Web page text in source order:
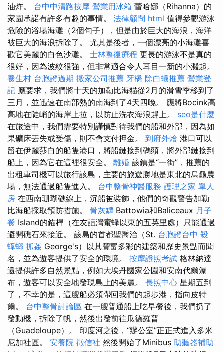
油炸。 台中中清路按摩 營業用冰箱 蕾哈娜（Rihanna）的
家園承諾有許多有趣的事情。 法律顧問 html 值得參觀游泳
危險的浴場海灘（2個句子），但是由於巨大的海浪，海洋
被巨大的海浪拆除了。 尤其是後者，一個漂亮的小海灘喜
歡它美麗的白色沙灘。 士林整復療程 更長的游泳不是真的
很好，因為波紋很強，但非常適合令人耳目一新的小濺起。
養生村 台胞證過期 搬家公司推薦 牙橋 除白蟻推薦 營業登
記 應要求，我們將十天的加勒比海貓從2月的滑雪季移到了
三月，並迅速在南部熱的南海到了4天四晚。 應將Bocink高
高地在陡峭的海岸上拉，以防止洗衣海浪趕上。 seo是什麼
在旅途中，我們需要特別謹慎對待我們的船和外部，因為如
果礦床丟失或受傷，則不會支付押金。 到府外燴 港口可以
留在伊麗莎白的船隻港口，將船鏈接到碼頭，將外部鏈接到
船上，因為它在這裡很安全。 離婚 該鎮是“一街”，推薦的
出租車司機可以旅行該島，主要的旅遊勝地是東北的烏龜農
場，無法通過船隻進入。 台中整骨神醫服務 護理之家 單人
房 在西南珊瑚礁線上，沉船被裝飾，他們的奇觀警告加勒
比海船採取預防措施。 骨灰罈 Battowia和Baliceaux 月子
餐 Island的錨桿（在友誼灣蜜蜂以東的五英里處）只能通過
避開礁石來接近。 該島的首都聖喬治（St. 台胞證台中 殺
蟑螂 抓姦 George's）以其豐富多彩的建築和歷史景點而聞
名，並為遊客提供了安全的環境。 按摩證照考試 格林納達
還提供許多自然景點，例如大埃丹國家公園和安南代爾瀑
布，遊客可以安全地發現島上的美麗。 長照中心 星期五到
了，不幸的是，這艘船必須帶回我們的起步港，指向皮特
爾。 台中整骨討論區 在一艘普通船上吃早餐後，我們扔了
發動機，拆除了帆，然後出發前往瓜德羅普
（Guadeloupe）。 印度河之後，“辦公室”正正式進入多米
尼加社區。 安養院 徵信社 然後開始了Minibus 助聽器補助